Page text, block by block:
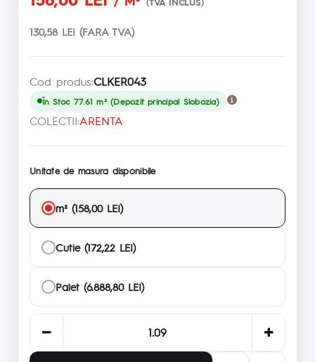
130,58 LEI (FARA TVA)
Cod produs:CLKER043
În Stoc 77.61 m² (Depozit principal Slobozia)
COLECTII:ARENTA
Unitate de masura disponibile
m² (158,00 LEI)
Cutie (172,22 LEI)
Palet (6.888,80 LEI)